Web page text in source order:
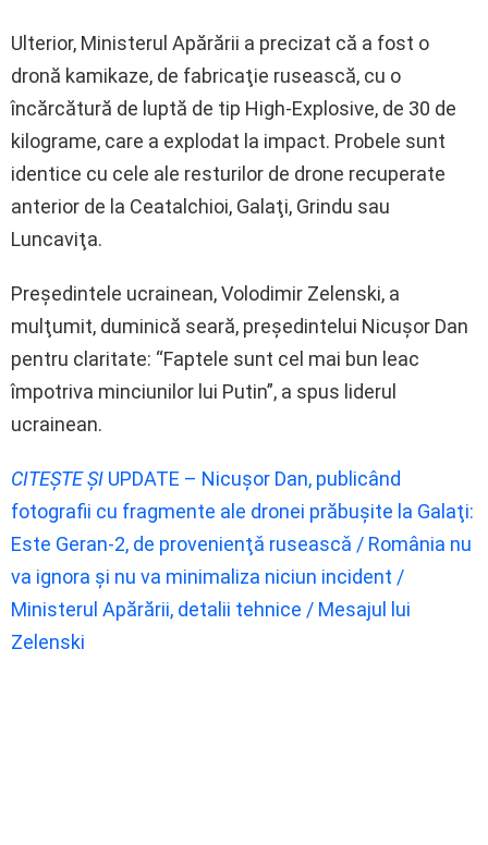
Ulterior, Ministerul Apărării a precizat că a fost o
dronă kamikaze, de fabricaţie rusească, cu o
încărcătură de luptă de tip High-Explosive, de 30 de
kilograme, care a explodat la impact. Probele sunt
identice cu cele ale resturilor de drone recuperate
anterior de la Ceatalchioi, Galaţi, Grindu sau
Luncaviţa.
Preşedintele ucrainean, Volodimir Zelenski, a
mulţumit, duminică seară, preşedintelui Nicuşor Dan
pentru claritate: “Faptele sunt cel mai bun leac
împotriva minciunilor lui Putin”, a spus liderul
ucrainean.
CITEȘTE ȘI UPDATE – Nicuşor Dan, publicând
fotografii cu fragmente ale dronei prăbuşite la Galaţi:
Este Geran-2, de provenienţǎ ruseascǎ / România nu
va ignora şi nu va minimaliza niciun incident /
Ministerul Apărării, detalii tehnice / Mesajul lui
Zelenski